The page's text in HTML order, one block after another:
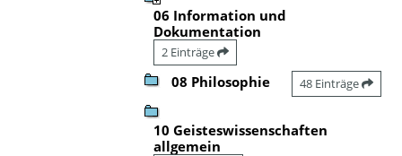
06 Information und
Dokumentation
2 Einträge
08 Philosophie 48 Einträge
10 Geisteswissenschaften
allgemein